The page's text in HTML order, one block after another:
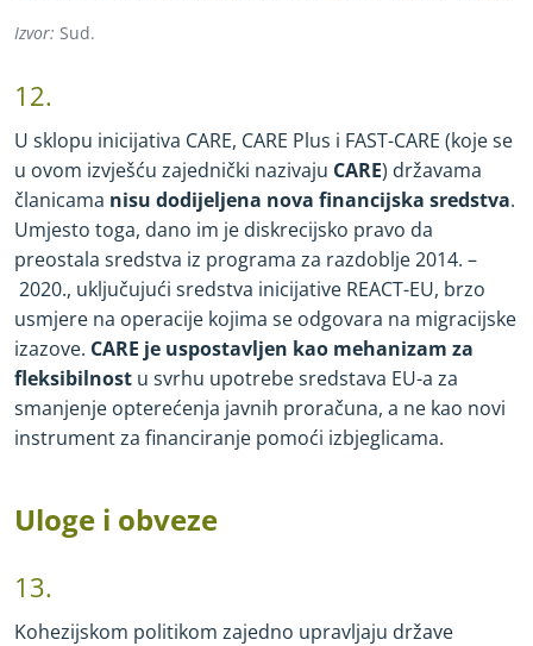
Izvor: Sud.
12.
U sklopu inicijativa CARE, CARE Plus i FAST-CARE (koje se
u ovom izvješću zajednički nazivaju CARE) državama
članicama nisu dodijeljena nova financijska sredstva.
Umjesto toga, dano im je diskrecijsko pravo da
preostala sredstva iz programa za razdoblje 2014. –
2020., uključujući sredstva inicijative REACT-EU, brzo
usmjere na operacije kojima se odgovara na migracijske
izazove. CARE je uspostavljen kao mehanizam za
fleksibilnost u svrhu upotrebe sredstava EU-a za
smanjenje opterećenja javnih proračuna, a ne kao novi
instrument za financiranje pomoći izbjeglicama.
Uloge i obveze
13.
Kohezijskom politikom zajedno upravljaju države